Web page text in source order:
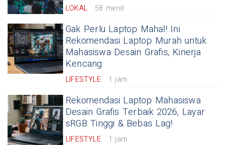
LOKAL 58 menit
Gak Perlu Laptop Mahal! Ini
Rekomendasi Laptop Murah untuk
Mahasiswa Desain Grafis, Kinerja
Kencang
LIFESTYLE 1 jam
Rekomendasi Laptop Mahasiswa
Desain Grafis Terbaik 2026, Layar
sRGB Tinggi & Bebas Lag!
LIFESTYLE 1 jam